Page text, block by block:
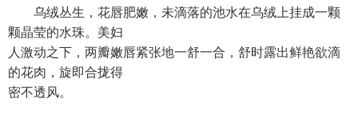
乌绒丛生，花唇肥嫩，未滴落的池水在乌绒上挂成一颗
颗晶莹的水珠。美妇
人激动之下，两瓣嫩唇紧张地一舒一合，舒时露出鲜艳欲滴
的花肉，旋即合拢得
密不透风。